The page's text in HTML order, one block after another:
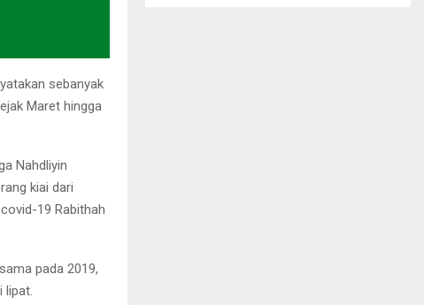
sebanyak
Maret hingga
Nahdliyin
kiai dari
19 Rabithah
pada 2019,
lipat.